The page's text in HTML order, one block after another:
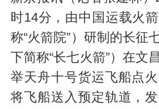
时14分，由中国运载火
称“火箭院”）研制的长征
下简称“长七火箭”）在文
举天舟十号货运飞船点
将飞船送入预定轨道，